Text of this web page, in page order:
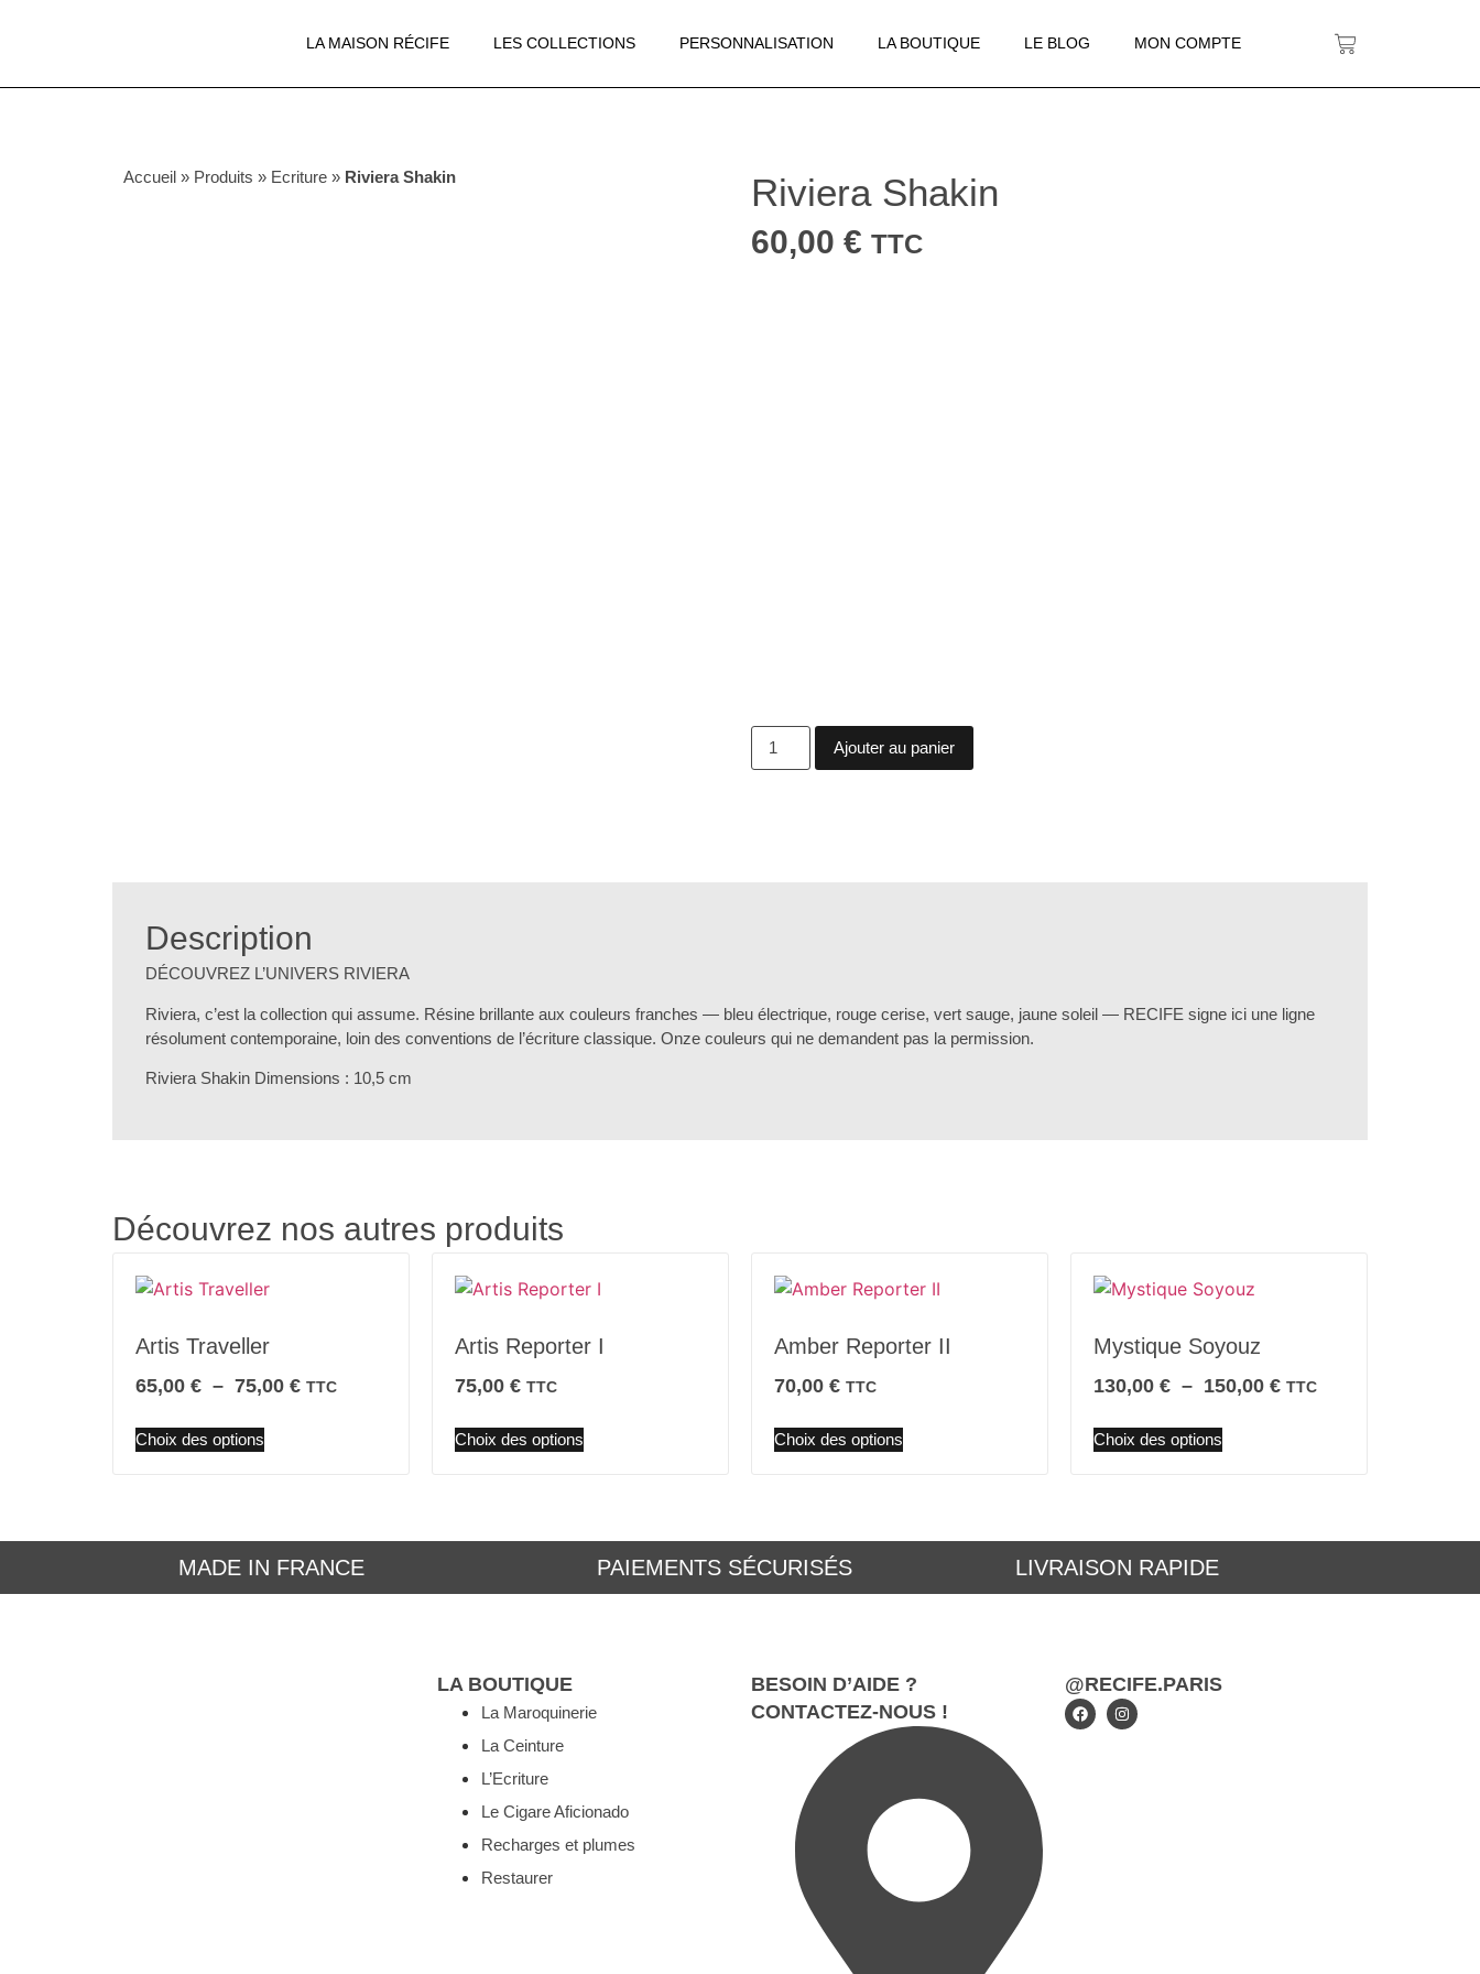
LA MAISON RÉCIFE LES COLLECTIONS PERSONNALISATION LA BOUTIQUE LE BLOG MON COMPTE
Accueil » Produits » Ecriture » Riviera Shakin Riviera Shakin
60,00 € TTC
Ajouter au panier
Description
DÉCOUVREZ L’UNIVERS RIVIERA
Riviera, c’est la collection qui assume. Résine brillante aux couleurs franches — bleu électrique, rouge cerise, vert sauge, jaune soleil — RECIFE signe ici une ligne
résolument contemporaine, loin des conventions de l’écriture classique. Onze couleurs qui ne demandent pas la permission.
Riviera Shakin Dimensions : 10,5 cm
Découvrez nos autres produits
Artis Traveller
65,00 € – 75,00 € TTC
Choix des options
Artis Reporter I
75,00 € TTC
Choix des options
Amber Reporter II
70,00 € TTC
Choix des options
Mystique Soyouz
130,00 € – 150,00 € TTC
Choix des options
MADE IN FRANCE PAIEMENTS SÉCURISÉS LIVRAISON RAPIDE
LA BOUTIQUE
La Maroquinerie
La Ceinture
L’Ecriture
Le Cigare Aficionado
Recharges et plumes
Restaurer
BESOIN D’AIDE ?
CONTACTEZ-NOUS !
@RECIFE.PARIS